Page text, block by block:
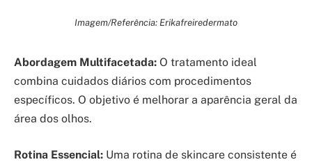
Imagem/Referência: Erikafreiredermato
Abordagem Multifacetada: O tratamento ideal
combina cuidados diários com procedimentos
específicos. O objetivo é melhorar a aparência geral da
área dos olhos.
Rotina Essencial: Uma rotina de skincare consistente é